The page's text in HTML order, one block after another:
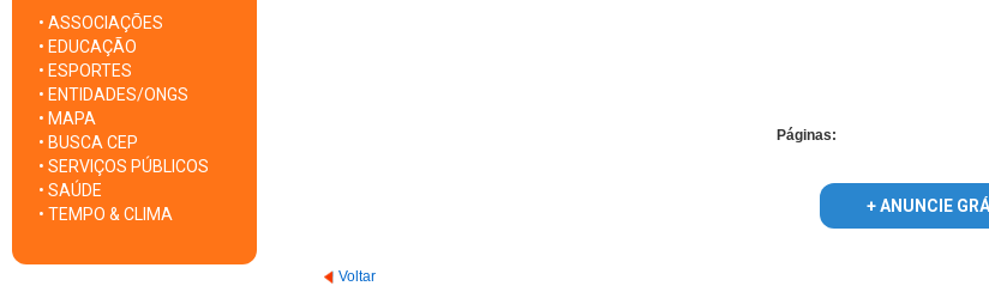
• ASSOCIAÇÕES
• EDUCAÇÃO
• ESPORTES
• ENTIDADES/ONGS
• MAPA
• BUSCA CEP
• SERVIÇOS PÚBLICOS
• SAÚDE
• TEMPO & CLIMA
Páginas:
+ ANUNCIE
Voltar